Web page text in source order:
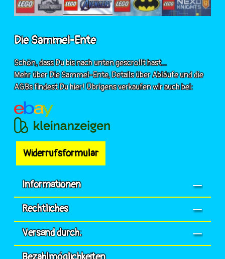
Die Sammel-Ente
Schön, dass Du bis nach unten gescrollt hast...
Mehr über Die Sammel-Ente, Details über Abläufe und die
AGBs findest Du hier! Übrigens verkaufen wir auch bei:
Widerrufsformular
Informationen
Rechtliches
Versand durch: